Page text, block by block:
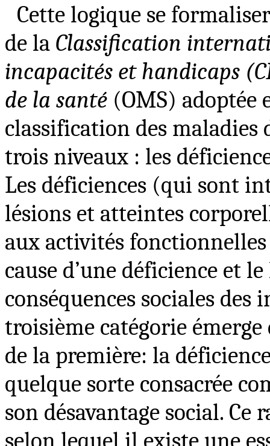
Cette logique se
de la Classification
incapacités et handicaps
de la santé (OMS) adoptée
classification des maladies
trois niveaux : les
Les déficiences (qui sont
lésions et atteintes
aux activités
cause d’une déficience et
conséquences sociales des
troisième catégorie
de la première: la
quelque sorte consacrée
son désavantage social.